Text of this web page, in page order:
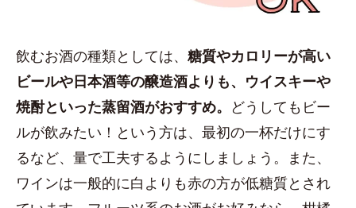
飲むお酒の種類としては、 糖質やカロリーが高い
ビールや日本酒等の醸造酒よりも、ウイスキーや
焼酎といった蒸留酒がおすすめ。 どうしてもビー
ルが飲みたい！という方は、最初の一杯だけにす
るなど、量で工夫するようにしましょう。また、
ワインは一般的に白よりも赤の方が低糖質とされ